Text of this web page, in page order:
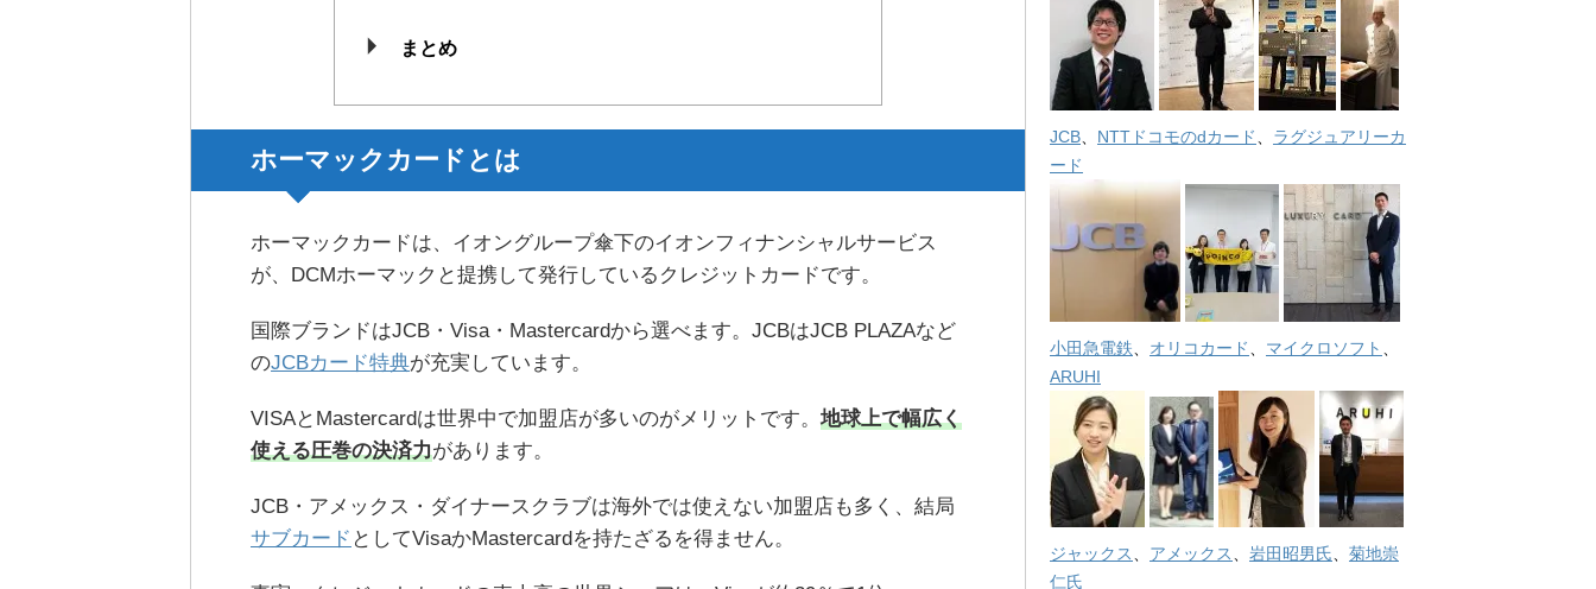
まとめ
ホーマックカードとは
ホーマックカードは、イオングループ傘下のイオンフィナンシャルサービス
が、DCMホーマックと提携して発行しているクレジットカードです。
国際ブランドはJCB・Visa・Mastercardから選べます。JCBはJCB PLAZAなど
のJCBカード特典が充実しています。
VISAとMastercardは世界中で加盟店が多いのがメリットです。 地球上で幅広く
使える圧巻の決済力があります。
JCB・アメックス・ダイナースクラブは海外では使えない加盟店も多く、結局
サブカード としてVisaかMastercardを持たざるを得ません。
JCB NTTドコモのdカード
ラグジュアリーカ
ード
小田急電鉄 オリコカード マイクロソフト
ARUHI
ジャックス アメックス 岩田昭男氏
菊地崇
仁氏